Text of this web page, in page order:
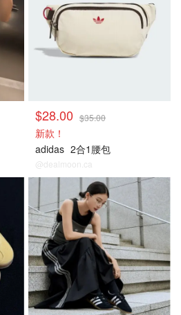
$28.00 $35.00
新款！
adidas 2合1腰包
@dealmoon.ca